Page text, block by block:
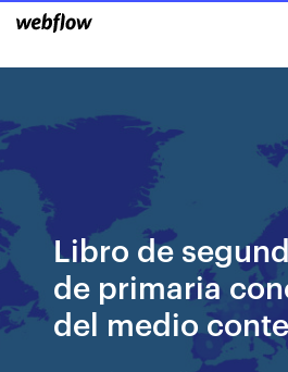
Libro de
de primaria
del medio